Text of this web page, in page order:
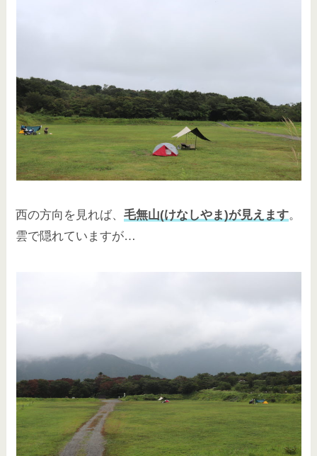
西の方向を見れば、毛無山(けなしやま)が見えます。
雲で隠れていますが…